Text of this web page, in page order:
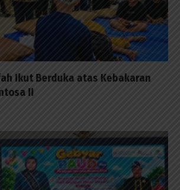
Ikut Berduka atas Kebakaran
II